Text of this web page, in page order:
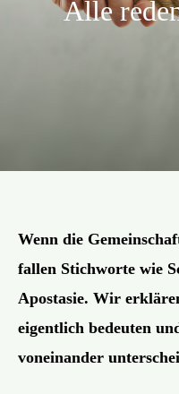
Alle
Wenn die
fallen Stichworte wie
Apostasie. Wir
eigentlich bedeuten
voneinander